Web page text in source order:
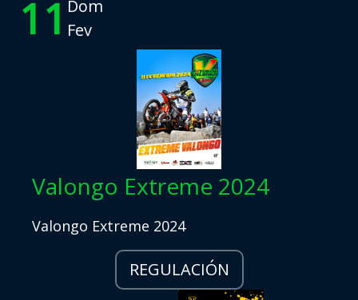
11 Dom
Fev
Valongo Extreme 2024
Valongo Extreme 2024
REGULACIÓN